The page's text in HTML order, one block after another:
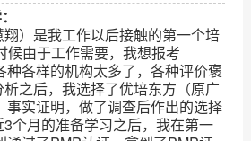
）是我工作以后接触的第一个培
候由于工作需要，我想报考
种各样的机构太多了，各种评价褒
之后，我选择了优培东方（原广
事实证明，做了调查后作出的选择
个月的准备学习之后，我在第一